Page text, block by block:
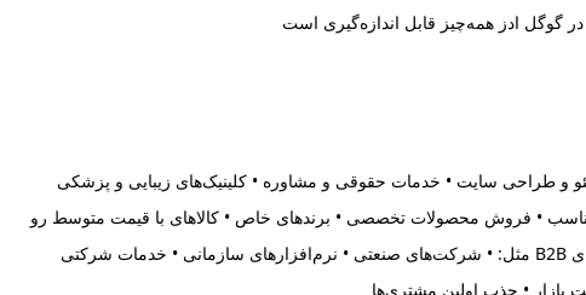
گوگل ادز همه‌چیز قابل اندازه‌گیری است
• خدمات سئو و طراحی سایت • خدمات حقوقی و مشاوره • کلینیک‌های زیبایی و پزشکی
2. فروشگاه‌های آنلاین با حاشیه سود مناسب • فروش محصولات تخصصی • برندهای خاص • کالاهای با قیمت متوسط رو
به بالا گوگل ادز برای فروش محصولاتی با سود بسیار کم، معمولاً مقرون‌به‌صرفه نیست. ________________________________________ 3. کسب‌وکارهای B2B مثل: • شرکت‌های صنعتی • نرم‌افزارهای سازمانی • خدمات شرکتی